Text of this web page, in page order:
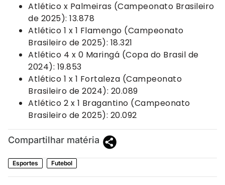
Atlético x Palmeiras (Campeonato Brasileiro
de 2025): 13.878
Atlético 1 x 1 Flamengo (Campeonato
Brasileiro de 2025): 18.321
Atlético 4 x 0 Maringá (Copa do Brasil de
2024): 19.853
Atlético 1 x 1 Fortaleza (Campeonato
Brasileiro de 2024): 20.089
Atlético 2 x 1 Bragantino (Campeonato
Brasileiro de 2025): 20.092
Compartilhar matéria
Esportes Futebol